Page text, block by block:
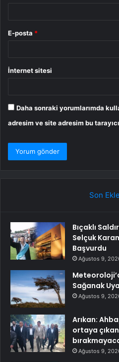
E-posta *
İnternet sitesi
Daha sonraki yorumlarımda
adresim ve site adresim bu
Son
Bıçaklı
Selçuk
Başvurdu
Ağustos 9,
Sağanak
Ağustos 9,
Arıkan:
ortaya
Ağustos 9,